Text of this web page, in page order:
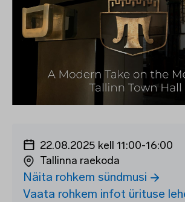
22.08.2025 kell 11:00-16:00
Tallinna raekoda
Näita rohkem sündmusi
Vaata rohkem infot ürituse